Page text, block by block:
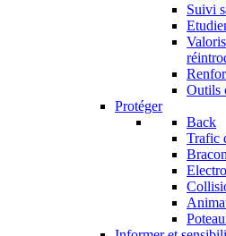
Suivi
Outils
Protéger
Back
Trafic